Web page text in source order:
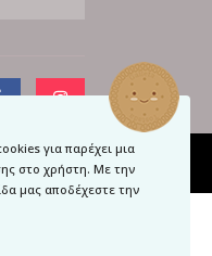
για παρέχει μια
στο χρήστη. Με την
μας αποδέχεστε την